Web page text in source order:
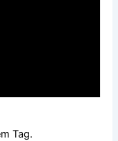
Tag.